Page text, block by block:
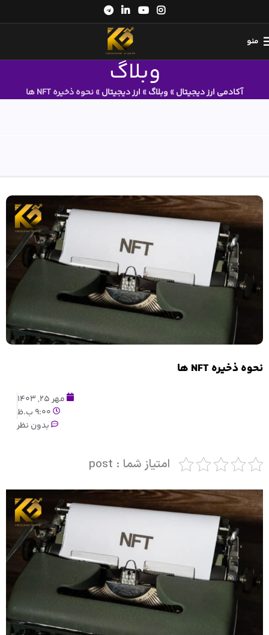
منو
وبلاگ
آکادمی ارز دیجیتال» وبلاگ» ارز دیجیتال»نحوه ذخیره NFT ها
نحوه ذخیره NFT ها
مهر 25, 1403
9:00 ب.ظ
بدون نظر
امتیاز شما : post